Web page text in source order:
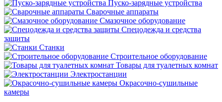
Пуско-зарядные устройства
Сварочные аппараты
Смазочное оборудование
Спецодежда и средства
защиты
Станки
Строительное оборудование
Товары для туалетных комнат
Электростанции
Окрасочно-сушильные
камеры